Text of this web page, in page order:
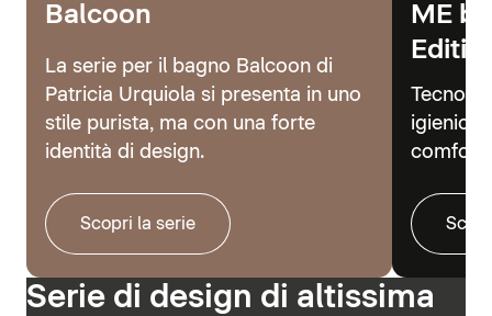
Balcoon
La serie per il bagno Balcoon di
Patricia Urquiola si presenta in uno
stile purista, ma con una forte
identità di design.
Scopri la serie
ME
igienici
comfort.
Serie di design di altissima